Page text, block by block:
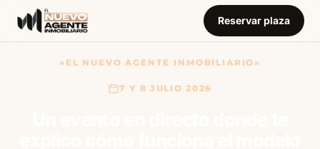
Reservar plaza
«EL NUEVO AGENTE INMOBILIARIO»
7 Y 8 JULIO 2026